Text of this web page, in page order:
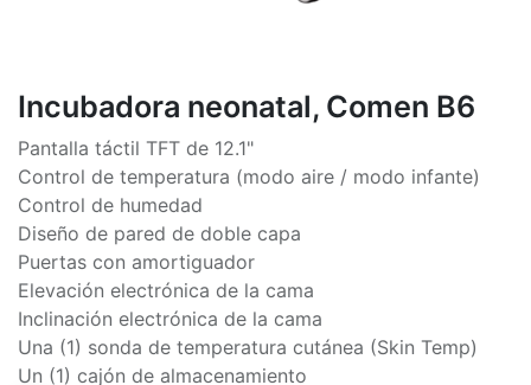
Incubadora neonatal, Comen B6
Pantalla táctil TFT de 12.1"
Control de temperatura (modo aire / modo infante)
Control de humedad
Diseño de pared de doble capa
Puertas con amortiguador
Elevación electrónica de la cama
Inclinación electrónica de la cama
Una (1) sonda de temperatura cutánea (Skin Temp)
Un (1) cajón de almacenamiento